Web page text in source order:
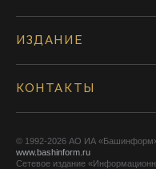
ИЗДАНИЕ
КОНТАКТЫ
© 1992-2026 АО ИА
www.bashinform.ru
Сетевое издание